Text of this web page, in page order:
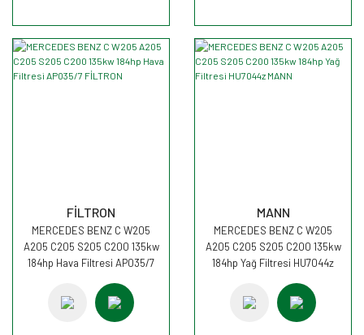
FİLTRON
MERCEDES BENZ C W205
A205 C205 S205 C200 135kw
184hp Hava Filtresi AP035/7
MANN
MERCEDES BENZ C W205
A205 C205 S205 C200 135kw
184hp Yağ Filtresi HU7044z